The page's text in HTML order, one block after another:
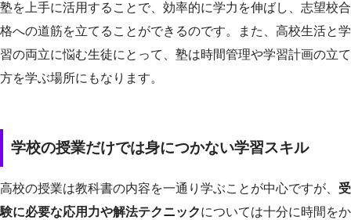
塾を上手に活用することで、効率的に学力を伸ばし、志望校合
格への道筋を立てることができるのです。また、高校生活と学
習の両立に悩む生徒にとって、塾は時間管理や学習計画の立て
方を学ぶ場所にもなります。
学校の授業だけでは身につかない学習スキル
高校の授業は教科書の内容を一通り学ぶことが中心ですが、 受
験に必要な応用力や解法テクニックについては十分に時間をか